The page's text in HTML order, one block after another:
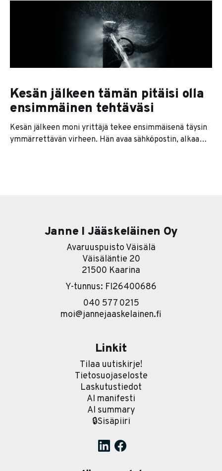
Kesän jälkeen tämän pitäisi olla
ensimmäinen tehtäväsi
Kesän jälkeen moni yrittäjä tekee ensimmäisenä täysin
ymmärrettävän virheen. Hän avaa sähköpostin, alkaa
Janne I Jääskeläinen Oy
Avaruuspuisto Väisälä
Väisäläntie 20
21500 Kaarina
Y-tunnus: FI26400686
040 577 0215
moi@jannejaaskelainen.fi
Linkit
Tilaa uutiskirje!
Tietosuojaseloste
Laskutustiedot
AI manifesti
AI summary
🔒Sisäpiiri